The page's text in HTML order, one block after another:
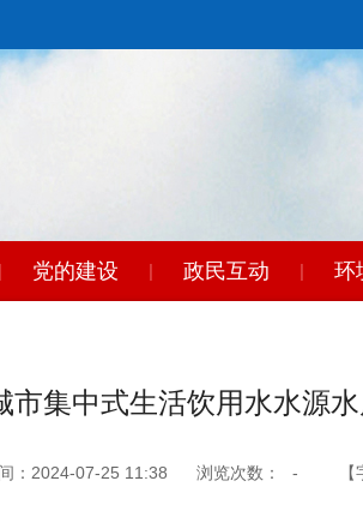
党的建设 | 政民互动 | 环
市集中式生活饮用水水源水
：2024-07-25 11:38 浏览次数： -